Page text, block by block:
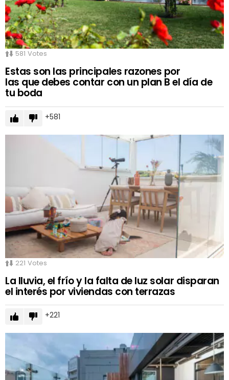
581 Votes
Estas son las principales razones por
las que debes contar con un plan B el día de
tu boda
581
221 Votes
La lluvia, el frío y la falta de luz solar disparan
el interés por viviendas con terrazas
221